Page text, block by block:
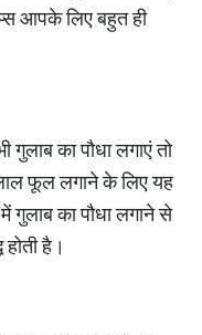
आपके लिए बहुत ही
का पौधा लगाएं तो
लाल फूल लगाने के लिए यह
गुलाब का पौधा लगाने से
है।